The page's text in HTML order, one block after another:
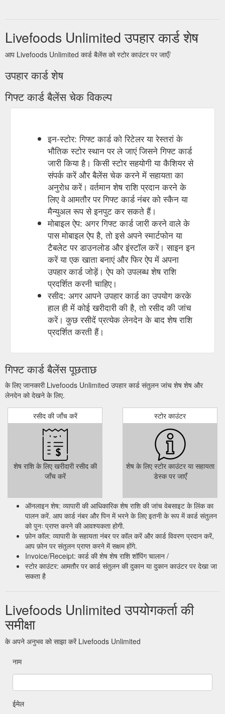
Livefoods Unlimited उपहार कार्ड शेष
आप Livefoods Unlimited कार्ड बैलेंस को स्टोर काउंटर पर जाएँ/
उपहार कार्ड शेष
गिफ्ट कार्ड बैलेंस चेक विकल्प
इन-स्टोर: गिफ्ट कार्ड को रिटेलर या रेस्तरां के
भौतिक स्टोर स्थान पर ले जाएं जिसने गिफ्ट कार्ड
जारी किया है। किसी स्टोर सहयोगी या कैशियर से
संपर्क करें और बैलेंस चेक करने में सहायता का
अनुरोध करें। वर्तमान शेष राशि प्रदान करने के
लिए वे आमतौर पर गिफ्ट कार्ड नंबर को स्कैन या
मैन्युअल रूप से इनपुट कर सकते हैं।
मोबाइल ऐप: अगर गिफ्ट कार्ड जारी करने वाले के
पास मोबाइल ऐप है, तो इसे अपने स्मार्टफोन या
टैबलेट पर डाउनलोड और इंस्टॉल करें। साइन इन
करें या एक खाता बनाएं और फिर ऐप में अपना
उपहार कार्ड जोड़ें। ऐप को उपलब्ध शेष राशि
प्रदर्शित करनी चाहिए।
रसीद: अगर आपने उपहार कार्ड का उपयोग करके
हाल ही में कोई खरीदारी की है, तो रसीद की जांच
करें। कुछ रसीदें प्रत्येक लेनदेन के बाद शेष राशि
प्रदर्शित करती हैं।
गिफ्ट कार्ड बैलेंस पूछताछ
के लिए जानकारी Livefoods Unlimited उपहार कार्ड संतुलन जांच शेष शेष और
लेनदेन को देखने के लिए.
रसीद की जाँच करें
शेष राशि के लिए खरीदारी रसीद की
जाँच करें
स्टोर काउंटर
शेष के लिए स्टोर काउंटर या सहायता
डेस्क पर जाएँ
ऑनलाइन शेष: व्यापारी की आधिकारिक शेष राशि की जांच वेबसाइट के लिंक का
पालन करें. आप कार्ड नंबर और पिन में भरने के लिए इतनी के रूप में कार्ड संतुलन
को पुनः प्राप्त करने की आवश्यकता होगी.
फ़ोन कॉल: व्यापारी के सहायता नंबर पर कॉल करें और कार्ड विवरण प्रदान करें,
आप फ़ोन पर संतुलन प्राप्त करने में सक्षम होंगे.
Invoice/Receipt: कार्ड की शेष शेष राशि शॉपिंग चालान /
स्टोर काउंटर: आमतौर पर कार्ड संतुलन की दुकान या दुकान काउंटर पर देखा जा
सकता है
Livefoods Unlimited उपयोगकर्ता की
समीक्षा
के अपने अनुभव को साझा करें Livefoods Unlimited
नाम
ईमेल